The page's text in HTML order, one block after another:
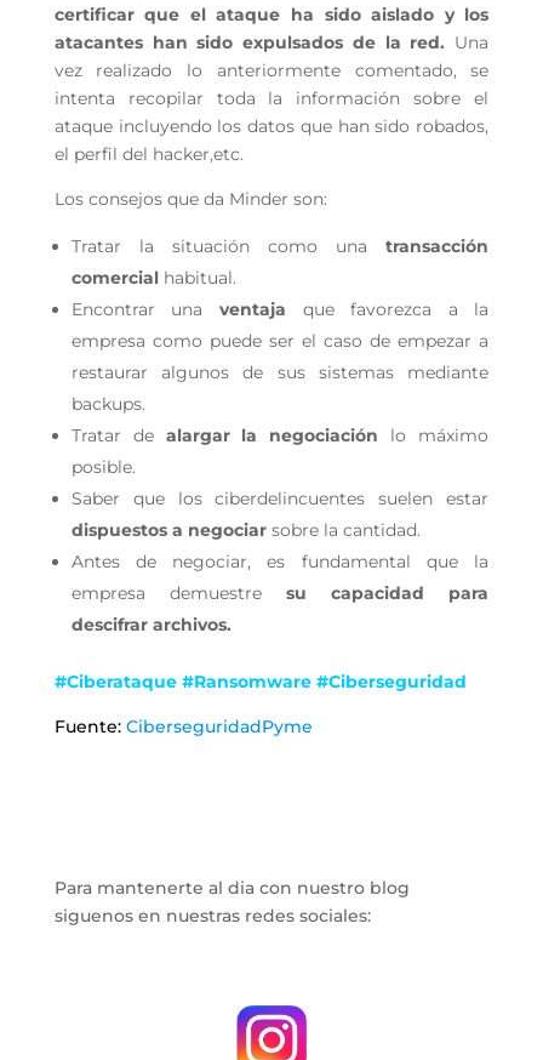
certificar que el ataque ha sido aislado y los
atacantes han sido expulsados de la red. Una
vez realizado lo anteriormente comentado, se
intenta recopilar toda la información sobre el
ataque incluyendo los datos que han sido robados,
el perfil del hacker,etc.
Los consejos que da Minder son:
Tratar la situación como unatransacción
comercialhabitual.
Encontrar una ventaja que favorezca a la
empresa como puede ser el caso de empezar a
restaurar algunos de sus sistemas mediante
backups.
Tratar de alargar la negociación lo máximo
posible.
Saber que los ciberdelincuentes suelen estar
dispuestos a negociar sobre la cantidad.
Antes de negociar, es fundamental que la
empresa demuestresu capacidad para
descifrar archivos.
#Ciberataque #Ransomware #Ciberseguridad
Fuente: CiberseguridadPyme
Para mantenerte al dia con nuestro blog
siguenos en nuestras redes sociales:
.